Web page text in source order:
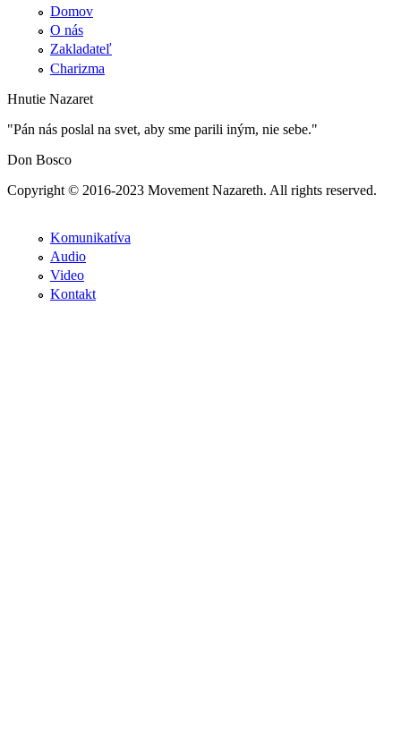
Domov
O nás
Zakladateľ
Charizma
Hnutie Nazaret
"Pán nás poslal na svet, aby sme parili iným, nie sebe."
Don Bosco
Copyright © 2016-2023 Movement Nazareth. All rights reserved.
Komunikatíva
Audio
Video
Kontakt